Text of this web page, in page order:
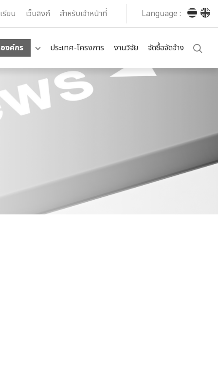
รียน เว็บลิงก์ สำหรับเจ้าหน้าที่ Language :
งค์กร ประเทศ-โครงการ งานวิจัย จัดซื้อจัดจ้าง